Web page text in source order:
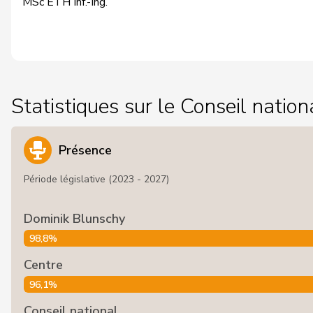
Statistiques sur le Conseil
Présence
Période législative (2023 - 2027)
Dominik Blunschy
98,8%
Centre
96,1%